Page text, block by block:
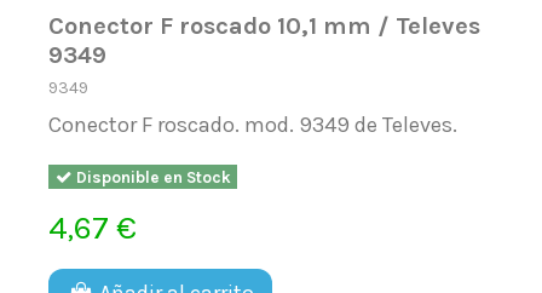
Conector F roscado 10,1 mm / Televes
9349
9349
Conector F roscado. mod. 9349 de Televes.
Disponible en Stock
4,67 €